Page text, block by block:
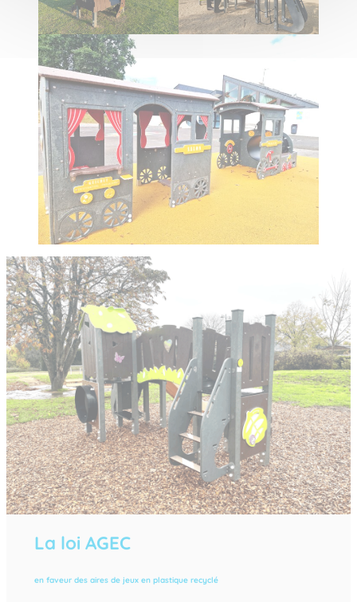
La loi AGEC
en faveur des aires de jeux en plastique recyclé